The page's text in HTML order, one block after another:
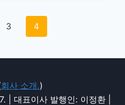
3 4
회사 소개.)
| 대표이사 발행인: 이정환 |